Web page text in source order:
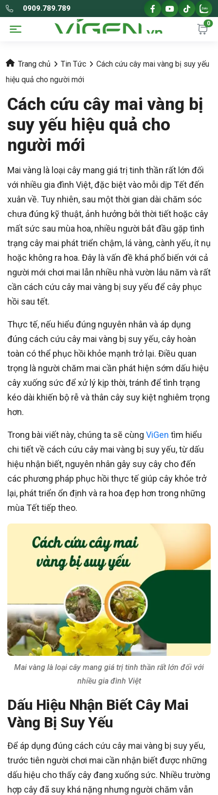
0909.789.789
0
Trang chủ Tin Tức
Cách cứu cây mai vàng bị suy yếu
hiệu quả cho người mới
Cách cứu cây mai vàng bị
suy yếu hiệu quả cho
người mới
Mai vàng là loại cây mang giá trị tinh thần rất lớn đối
với nhiều gia đình Việt, đặc biệt vào mỗi dịp Tết đến
xuân về. Tuy nhiên, sau một thời gian dài chăm sóc
chưa đúng kỹ thuật, ảnh hưởng bởi thời tiết hoặc cây
mất sức sau mùa hoa, nhiều người bắt đầu gặp tình
trạng cây mai phát triển chậm, lá vàng, cành yếu, ít nụ
hoặc không ra hoa. Đây là vấn đề khá phổ biến với cả
người mới chơi mai lẫn nhiều nhà vườn lâu năm và rất
cần cách cứu cây mai vàng bị suy yếu để cây phục
hồi sau tết.
Thực tế, nếu hiểu đúng nguyên nhân và áp dụng
đúng cách cứu cây mai vàng bị suy yếu, cây hoàn
toàn có thể phục hồi khỏe mạnh trở lại. Điều quan
trọng là người chăm mai cần phát hiện sớm dấu hiệu
cây xuống sức để xử lý kịp thời, tránh để tình trạng
kéo dài khiến bộ rễ và thân cây suy kiệt nghiêm trọng
hơn.
Trong bài viết này, chúng ta sẽ cùng ViGen tìm hiểu
chi tiết về cách cứu cây mai vàng bị suy yếu, từ dấu
hiệu nhận biết, nguyên nhân gây suy cây cho đến
các phương pháp phục hồi thực tế giúp cây khỏe trở
lại, phát triển ổn định và ra hoa đẹp hơn trong những
mùa Tết tiếp theo.
Mai vàng là loại cây mang giá trị tinh thần rất lớn đối với
nhiều gia đình Việt
Dấu Hiệu Nhận Biết Cây Mai
Vàng Bị Suy Yếu
Để áp dụng đúng cách cứu cây mai vàng bị suy yếu,
trước tiên người chơi mai cần nhận biết được những
dấu hiệu cho thấy cây đang xuống sức. Nhiều trường
hợp cây đã suy khá nặng nhưng người chăm vẫn